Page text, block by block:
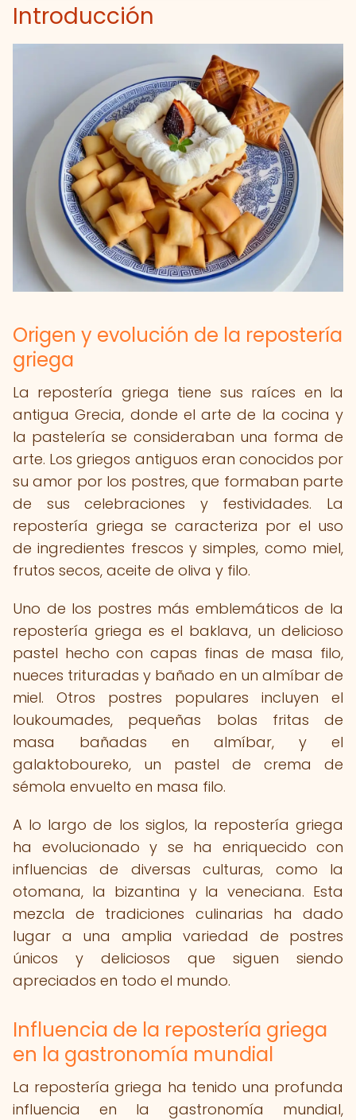
Introducción
Origen y evolución de la repostería
griega
La repostería griega tiene sus raíces en la
antigua Grecia, donde el arte de la cocina y
la pastelería se consideraban una forma de
arte. Los griegos antiguos eran conocidos por
su amor por los postres, que formaban parte
de sus celebraciones y festividades. La
repostería griega se caracteriza por el uso
de ingredientes frescos y simples, como miel,
frutos secos, aceite de oliva y filo.
Uno de los postres más emblemáticos de la
repostería griega es el baklava, un delicioso
pastel hecho con capas finas de masa filo,
nueces trituradas y bañado en un almíbar de
miel. Otros postres populares incluyen el
loukoumades, pequeñas bolas fritas de
masa bañadas en almíbar, y el
galaktoboureko, un pastel de crema de
sémola envuelto en masa filo.
A lo largo de los siglos, la repostería griega
ha evolucionado y se ha enriquecido con
influencias de diversas culturas, como la
otomana, la bizantina y la veneciana. Esta
mezcla de tradiciones culinarias ha dado
lugar a una amplia variedad de postres
únicos y deliciosos que siguen siendo
apreciados en todo el mundo.
Influencia de la repostería griega
en la gastronomía mundial
La repostería griega ha tenido una profunda
influencia en la gastronomía mundial,